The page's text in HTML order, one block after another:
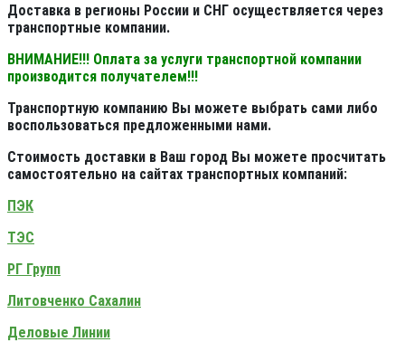
Доставка в регионы России и СНГ осуществляется через
транспортные компании.
ВНИМАНИЕ!!! Оплата за услуги транспортной компании
производится получателем!!!
Транспортную компанию Вы можете выбрать сами либо
воспользоваться предложенными нами.
Стоимость доставки в Ваш город Вы можете просчитать
самостоятельно на сайтах транспортных компаний:
ПЭК
ТЭС
РГ Групп
Литовченко Сахалин
Деловые Линии